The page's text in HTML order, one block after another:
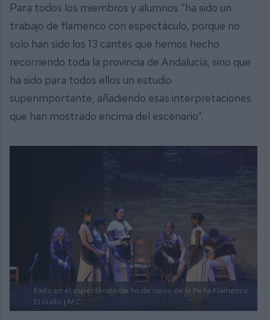
Para todos los miembros y alumnos “ha sido un
trabajo de flamenco con espectáculo, porque no
solo han sido los 13 cantes que hemos hecho
recorriendo toda la provincia de Andalucía, sino que
ha sido para todos ellos un estudio
superimportante, añadiendo esas interpretaciones
que han mostrado encima del escenario”.
Éxito en el espectáculo de fin de curso de la Peña Flamenca
El Gallo | M.C.